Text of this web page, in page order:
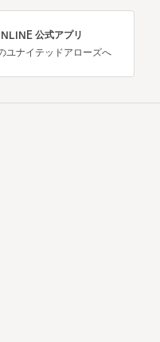
公式アプリ
ユナイテッドアローズへ